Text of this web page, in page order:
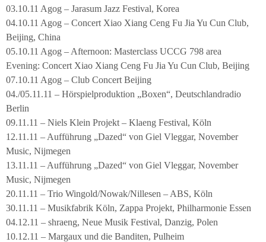
03.10.11 Agog – Jarasum Jazz Festival, Korea
04.10.11 Agog – Concert Xiao Xiang Ceng Fu Jia Yu Cun Club,
Beijing, China
05.10.11 Agog – Afternoon: Masterclass UCCG 798 area
Evening: Concert Xiao Xiang Ceng Fu Jia Yu Cun Club, Beijing
07.10.11 Agog – Club Concert Beijing
04./05.11.11 – Hörspielproduktion „Boxen“, Deutschlandradio
Berlin
09.11.11 – Niels Klein Projekt – Klaeng Festival, Köln
12.11.11 – Aufführung „Dazed“ von Giel Vleggar, November
Music, Nijmegen
13.11.11 – Aufführung „Dazed“ von Giel Vleggar, November
Music, Nijmegen
20.11.11 – Trio Wingold/Nowak/Nillesen – ABS, Köln
30.11.11 – Musikfabrik Köln, Zappa Projekt, Philharmonie Essen
04.12.11 – shraeng, Neue Musik Festival, Danzig, Polen
10.12.11 – Margaux und die Banditen, Pulheim